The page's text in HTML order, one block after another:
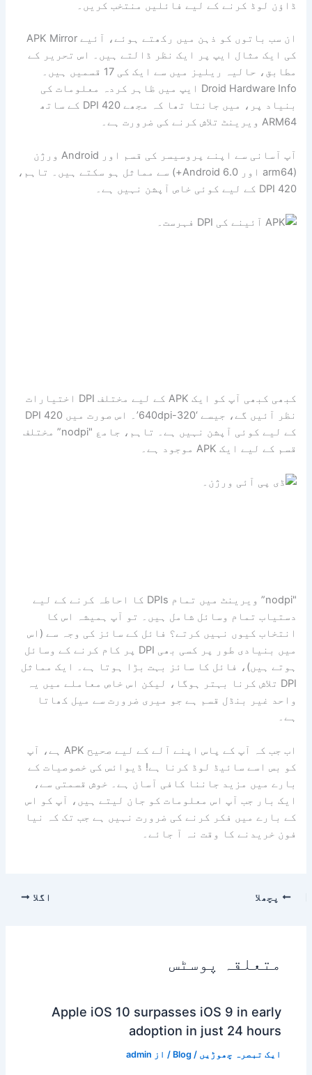
ڈاؤن لوڈ کرنے کے لیے فائلیں منتخب کریں۔
ان سب باتوں کو ذہن میں رکھتے ہوئے، آئیے APK Mirror
کی ایک مثال ایپ پر ایک نظر ڈالتے ہیں۔ اس تحریر کے
مطابق، حالیہ ریلیز میں سے ایک کی 17 قسمیں ہیں۔
Droid Hardware Info ایپ میں ظاہر کردہ معلومات کی
بنیاد پر، میں جانتا تھا کہ مجھے 420 DPI کے ساتھ
ARM64 ویرینٹ تلاش کرنے کی ضرورت ہے۔
آپ آسانی سے اپنے پروسیسر کی قسم اور Android ورژن
(arm64 اور Android 6.0+) سے مماثل ہو سکتے ہیں۔ تاہم،
420 DPI کے لیے کوئی خاص آپشن نہیں ہے۔
کبھی کبھی آپ کو ایک APK کے لیے مختلف DPI اختیارات
نظر آئیں گے، جیسے ‘320-640dpi’۔ اس صورت میں 420 DPI
کے لیے کوئی آپشن نہیں ہے۔ تاہم، جامع "nodpi” مختلف
قسم کے لیے ایک APK موجود ہے۔
"nodpi” ویرینٹ میں تمام DPIs کا احاطہ کرنے کے لیے
دستیاب تمام وسائل شامل ہیں۔ تو آپ ہمیشہ اس کا
انتخاب کیوں نہیں کرتے؟ فائل کے سائز کی وجہ سے (اس
میں بنیادی طور پر کسی بھی DPI پر کام کرنے کے وسائل
ہوتے ہیں)، فائل کا سائز بہت بڑا ہوتا ہے۔ ایک مماثل
DPI تلاش کرنا بہتر ہوگا، لیکن اس خاص معاملے میں یہ
واحد غیر بنڈل قسم ہے جو میری ضرورت سے میل کھاتا
ہے۔
اب جب کہ آپ کے پاس اپنے آلے کے لیے صحیح APK ہے، آپ
کو بس اسے سائیڈ لوڈ کرنا ہے! ڈیوائس کی خصوصیات کے
بارے میں مزید جاننا کافی آسان ہے۔ خوش قسمتی سے،
ایک بار جب آپ اس معلومات کو جان لیتے ہیں، آپ کو اس
کے بارے میں فکر کرنے کی ضرورت نہیں ہے جب تک کہ نیا
فون خریدنے کا وقت نہ آ جائے۔
پچھلا اگلا
متعلقہ پوسٹس
Apple iOS 10 surpasses iOS 9 in early
adoption in just 24 hours
ایک تبصرہ چھوڑیں /
Blog / از admin